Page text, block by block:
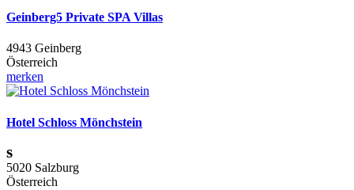
Geinberg5 Private SPA Villas
4943 Geinberg
Österreich
merken
Hotel Schloss Mönchstein
s
5020 Salzburg
Österreich